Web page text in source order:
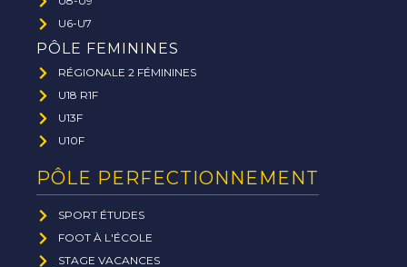
U6-U7
PÔLE FEMININES
RÉGIONALE 2 FÉMININES
U18 R1F
U13F
U10F
PÔLE PERFECTIONNEMENT
SPORT ÉTUDES
FOOT À L'ÉCOLE
STAGE VACANCES